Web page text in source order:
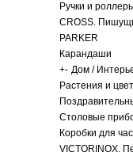
Ручки и
CROSS.
PARKER
Карандаши
+- Дом /
Растения и
Столовые
Коробки для
VICTORINOX.